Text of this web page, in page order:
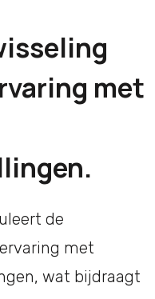
met
de
met
wat bijdraagt